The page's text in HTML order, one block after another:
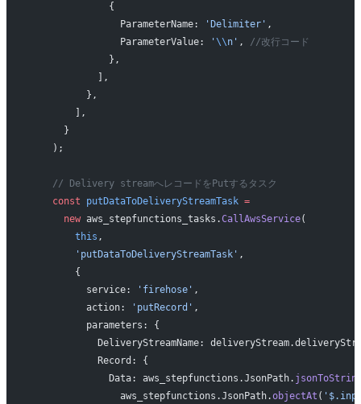
              {
                ParameterName:
'Delimiter' ,
                ParameterValue:
' \\n' , //改行コード
              },
            ],
          },
        ],
      }
    );
    // Delivery streamへレコードをPutするタスク
    const
putDataToDeliveryStreamTask =
      new
aws_stepfunctions_tasks.CallAwsService(
        this
,
        'putDataToDeliveryStreamTask'
,
        {
          service:
'firehose' ,
          action:
'putRecord' ,
          parameters: {
DeliveryStreamName:
            Record: {
              Data: aws_stepfunctions.JsonPath.
                aws_stepfunctions.JsonPath.
objectAt (